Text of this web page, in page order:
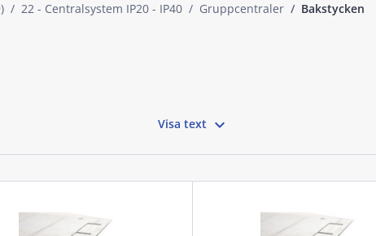
22 - Centralsystem IP20 - IP40 Gruppcentraler Bakstycken
Visa text 